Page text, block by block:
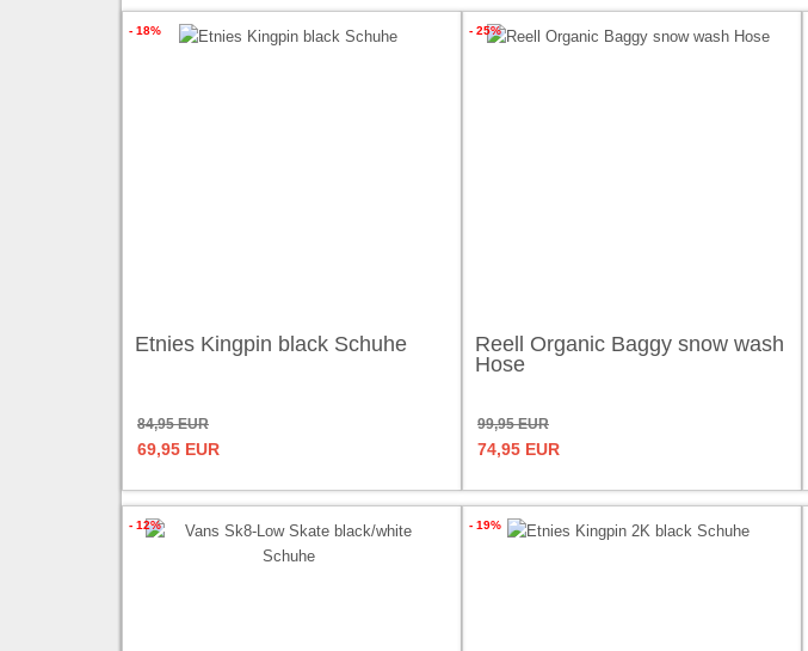
Etnies Kingpin black Schuhe
84,95 EUR
69,95 EUR
- 18%
Reell Organic Baggy snow wash
Hose
99,95 EUR
74,95 EUR
- 25%
- 12% - 19%